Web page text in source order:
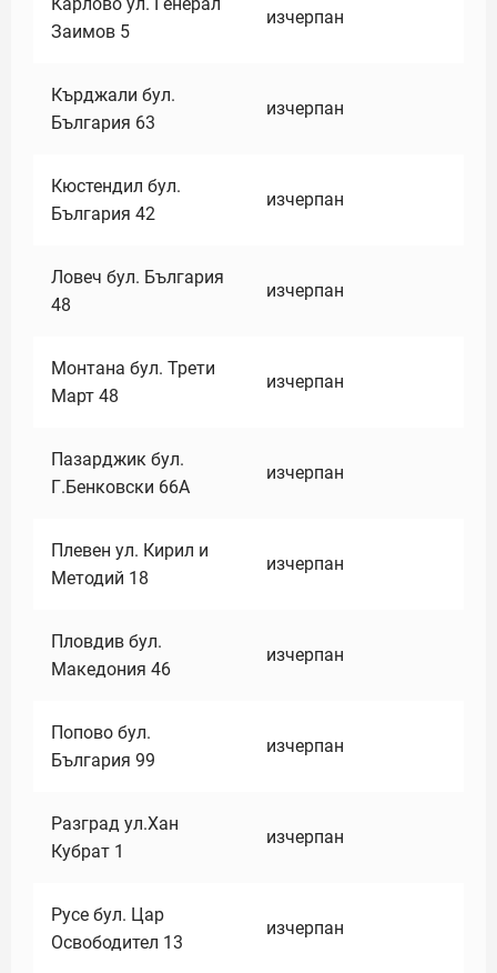
Заимов 5
изчерпан
Кърджали бул.
България 63
изчерпан
Кюстендил бул.
България 42
изчерпан
Ловеч бул. България
48
изчерпан
Монтана бул. Трети
Март 48
изчерпан
Пазарджик бул.
Г.Бенковски 66А
изчерпан
Плевен ул. Кирил и
Методий 18
изчерпан
Пловдив бул.
Македония 46
изчерпан
Попово бул.
България 99
изчерпан
Разград ул.Хан
Кубрат 1
изчерпан
Русе бул. Цар
Освободител 13
изчерпан